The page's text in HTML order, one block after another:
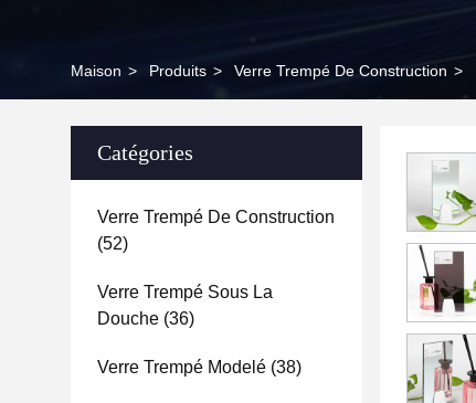
Maison > Produits > Verre Trempé De Construction >
Catégories
Verre Trempé De Construction
(52)
Verre Trempé Sous La
Douche (36)
Verre Trempé Modelé (38)